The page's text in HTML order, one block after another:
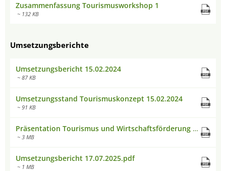
Zusammenfassung Tourismusworkshop 1
~ 132 KB
Umsetzungsberichte
Umsetzungsbericht 15.02.2024
~ 87 KB
Umsetzungsstand Tourismuskonzept 15.02.2024
~ 91 KB
Präsentation Tourismus und Wirtschaftsförderung 15.02.2024
~ 3 MB
Umsetzungsbericht 17.07.2025.pdf
~ 1 MB